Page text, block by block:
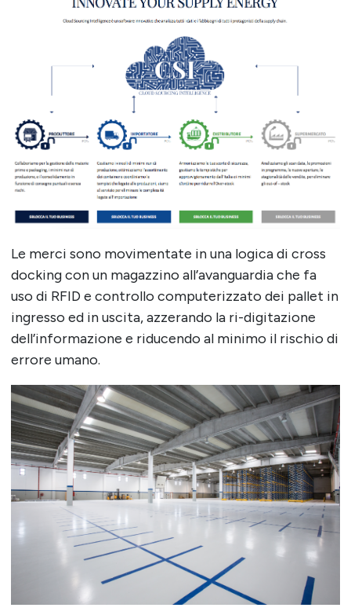
Le merci sono movimentate in una logica di cross
docking con un magazzino all’avanguardia che fa
uso di RFID e controllo computerizzato dei pallet in
ingresso ed in uscita, azzerando la ri-digitazione
dell’informazione e riducendo al minimo il rischio di
errore umano.